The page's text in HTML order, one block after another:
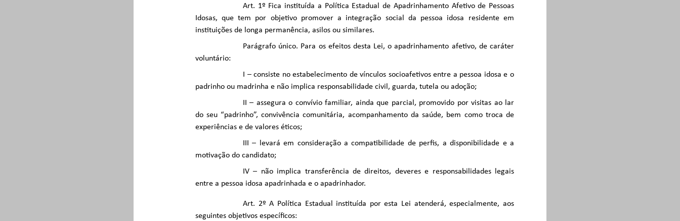
Art. 1º Fica instituída a Política Estadual de Apadrinhamento Afetivo de Pessoas
Idosas, que tem por objetivo promover a integração social da pessoa idosa residente em
instituições de longa permanência, asilos ou similares.
Parágrafo único. Para os efeitos desta Lei, o apadrinhamento afetivo, de caráter
voluntário:
I – consiste no estabelecimento de vínculos socioafetivos entre a pessoa idosa e o
padrinho ou madrinha e não implica responsabilidade civil, guarda, tutela ou adoção;
II – assegura o convívio familiar, ainda que parcial, promovido por visitas ao lar
do seu “padrinho”, convivência comunitária, acompanhamento da saúde, bem como troca de
experiências e de valores éticos;
III – levará em consideração a compatibilidade de perfis, a disponibilidade e a
motivação do candidato;
IV – não implica transferência de direitos, deveres e responsabilidades legais
entre a pessoa idosa apadrinhada e o apadrinhador.
Art. 2º A Política Estadual instituída por esta Lei atenderá, especialmente, aos
seguintes objetivos específicos: